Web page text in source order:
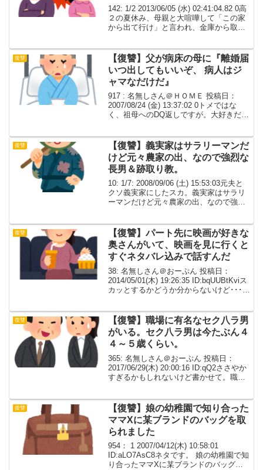
金」だと叩きつけられた
142: 1/2 2013/06/05 (水) 02:41:04.82 0高
２の夏休み、母親と大喧嘩して「この家
から出て行け」と言われ、金庫から取り
され、そのまま玄関か...
復讐
【復讐】父が病床の母に『離婚届
いつ出してもいいぞ、 病人はジ
ャマなだけだ』
917 : 名無しさん＠ＨＯＭＥ 投稿日：
2007/08/24 (金) 13:37:02 0トメではな
く、祖母へのDQ返しですが。大好きだっ
止めようともしない父に幻滅...
復讐
【復讐】義実家はサラリーマンだ
けど元々農家の出、なので強烈な
長男＆跡取り教。
10: 1/7: 2008/09/06 (土) 15:53:03元夫と
クソ義実家にしたスカ。義実家はサラリ
ーマンだけど元々農家の出、なので強烈
し、一気に私は女又隷兼サン...
復讐
【復讐】パート先に映画が好きな
奥さんがいて、映画を見に行くと
すぐネタバレ込みで話すんだ
38: 名無しさん＠おーぷん 投稿日：
2014/05/01(木) 19:26:35 ID:bqUUBtKviス
カッとするかどうか分からないけど･･･。
緒。うちの職場は昼...
復讐
【復讐】職場に有名なセク八ラ男
がいる。セク八ラ男は今たぶん４
４～５歳くらい。
365: 名無しさん＠おーぷん 投稿日：
2017/06/29(木) 20:00:16 ID:qQ2ささやか
すぎるかもしれないけど書かせて。職場
９０キロ、毎日同じネクタイ...
復讐
【復讐】娘の幼稚園で知り合った
ママXに某ブランドのバッグを取
られました
954： 1 2007/04/12(木) 10:58:01
ID:aLO7AsC8ネタです。 娘の幼稚園で知
り合ったママXに某ブランドのバッグを